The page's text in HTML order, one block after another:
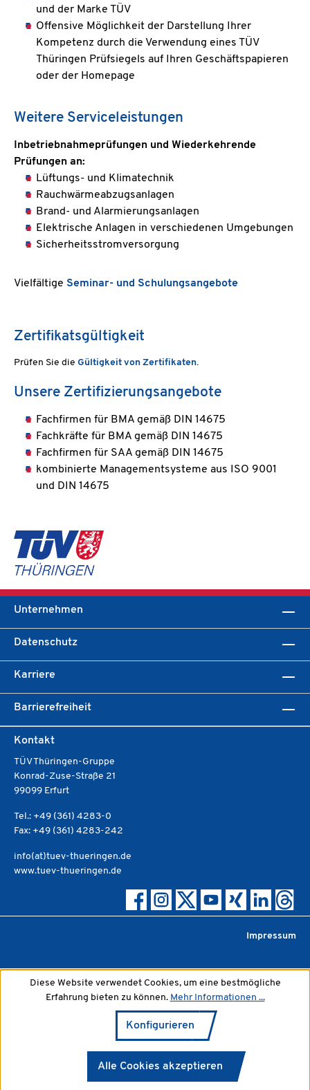
und der Marke TÜV
Offensive Möglichkeit der Darstellung Ihrer
Kompetenz durch die Verwendung eines TÜV
Thüringen Prüfsiegels auf Ihren Geschäftspapieren
oder der Homepage
Weitere Serviceleistungen
Inbetriebnahmeprüfungen und Wiederkehrende
Prüfungen an:
Lüftungs- und Klimatechnik
Rauchwärmeabzugsanlagen
Brand- und Alarmierungsanlagen
Elektrische Anlagen in verschiedenen Umgebungen
Sicherheitsstromversorgung
Vielfältige Seminar- und Schulungsangebote
Zertifikatsgültigkeit
Prüfen Sie die Gültigkeit von Zertifikaten.
Unsere Zertifizierungsangebote
Fachfirmen für BMA gemäß DIN 14675
Fachkräfte für BMA gemäß DIN 14675
Fachfirmen für SAA gemäß DIN 14675
kombinierte Managementsysteme aus ISO 9001
und DIN 14675
Unternehmen
Datenschutz
Karriere
Barrierefreiheit
Kontakt
TÜV Thüringen-Gruppe
Konrad-Zuse-Straße 21
99099 Erfurt
Tel.: +49 (361) 4283-0
Fax: +49 (361) 4283-242
info(at)tuev-thueringen.de
www.tuev-thueringen.de
Impressum
Diese Website verwendet Cookies, um eine bestmögliche
Erfahrung bieten zu können. Mehr Informationen ...
Konfigurieren
Alle Cookies akzeptieren